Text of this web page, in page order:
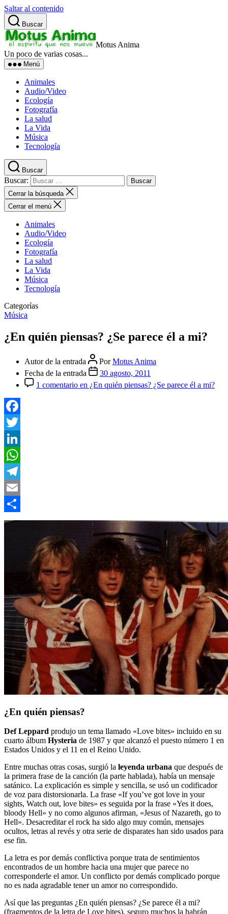
Saltar al contenido
Buscar
Motus Anima
Un poco de varias cosas...
Menú
Animales
Audio/Video
Ecología
Fotografía
La salud
La Vida
Música
Tecnología
Buscar
Buscar:
Cerrar la búsqueda
Cerrar el menú
Animales
Audio/Video
Ecología
Fotografía
La salud
La Vida
Música
Tecnología
Categorías
Música
¿En quién piensas? ¿Se parece él a mi?
Autor de la entrada PorMotus Anima
Fecha de la entrada
30 agosto, 2011
1 comentario en ¿En quién piensas? ¿Se parece él a mi?
Facebook
Twitter
LinkedIn
WhatsApp
Telegram
Email
Compartir
¿En quién piensas?
Def Leppard produjo un tema llamado «Love bites» incluido en su
cuarto álbum Hysteria de 1987 y que alcanzó el puesto número 1 en
Estados Unidos y el 11 en el Reino Unido.
Entre muchas otras cosas, surgió la leyenda urbana que después de
la primera frase de la canción (la parte hablada), había un mensaje
satánico. La explicación es simple y sencilla, se usó un codificador
de voz para distorsionarla. La frase «If you’ve got love in your
sights, Watch out, love bites» es seguida por la frase «Yes it does,
bloody Hell» y no como algunos afirman, «Jesus of Nazareth, go to
Hell». Desacreditar el rock ha sido algo muy común, mensajes
ocultos, letras al revés y otra serie de disparates han sido usados para
ese fin.
La letra es por demás conflictiva porque trata de sentimientos
encontrados de un hombre hacia una mujer que parece no
corresponderle el amor. Un conflicto por demás complicado porque
no es nada agradable tener un amor no correspondido.
Así que las preguntas ¿En quién piensas? ¿Se parece él a mi?
(fragmentos de la letra de Love bites), seguro muchos la habrán